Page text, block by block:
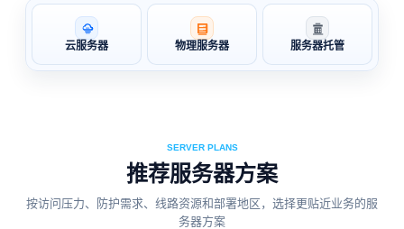
业务，提
云服务器 物理服务器 服务器托管
SERVER PLANS
推荐服务器方案
按访问压力、防护需求、线路资源和部署地区，选择更贴近业务的服
务器方案